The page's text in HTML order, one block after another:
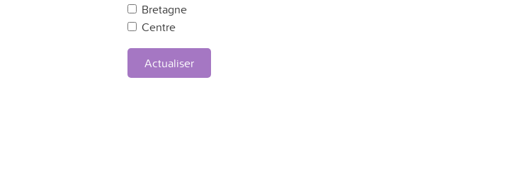
Bretagne
Centre
Champagne Ardennes
Corse
Franche Comté
Actualiser